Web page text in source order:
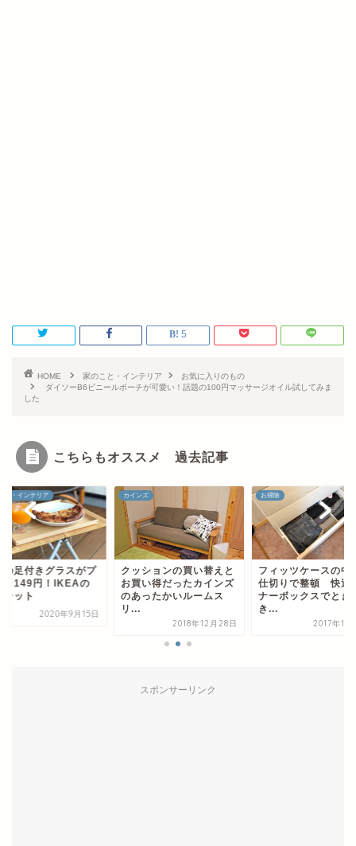
5
HOME 家のこと・インテリア
お気に入りのもの
ダイソーB6ビニールポーチが可愛い！話題の100円マッサージオイル試してみま
した
こちらもオススメ 過去記事
と・インテリア
の足付きグラスがプ
ラ149円！IKEAの
レット
2020年9月15日
カインズ
クッションの買い替えと
お買い得だったカインズ
のあったかいルームス
リ...
2018年12月28日
お掃除
フィッツケースの中
仕切りで整頓 快適
ナーボックスでとき
き...
2017年11
スポンサーリンク